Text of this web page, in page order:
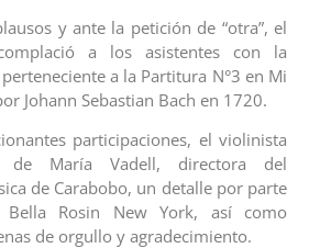
y ante la petición de “otra”, el
a los asistentes con la
a la Partitura N°3 en Mi
Johann Sebastian Bach en 1720.
participaciones, el violinista
de María Vadell, directora del
de Carabobo, un detalle por parte
Rosin New York, así como
de orgullo y agradecimiento.